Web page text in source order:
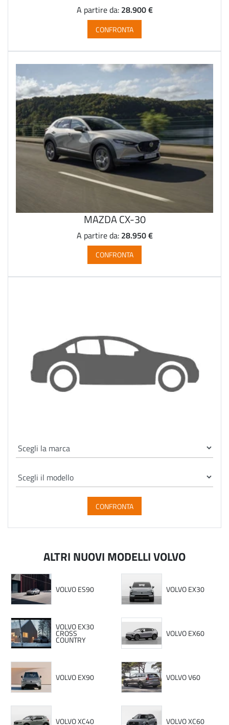
A partire da: 28.900 €
CONFRONTA
MAZDA CX-30
A partire da: 28.950 €
CONFRONTA
CONFRONTA
ALTRI NUOVI MODELLI VOLVO
VOLVO ES90 VOLVO EX30
VOLVO EX30
CROSS
COUNTRY
VOLVO EX60
VOLVO EX90 VOLVO V60
VOLVO XC40 VOLVO XC60